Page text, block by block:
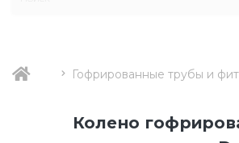
Гофрированные трубы и
Колено